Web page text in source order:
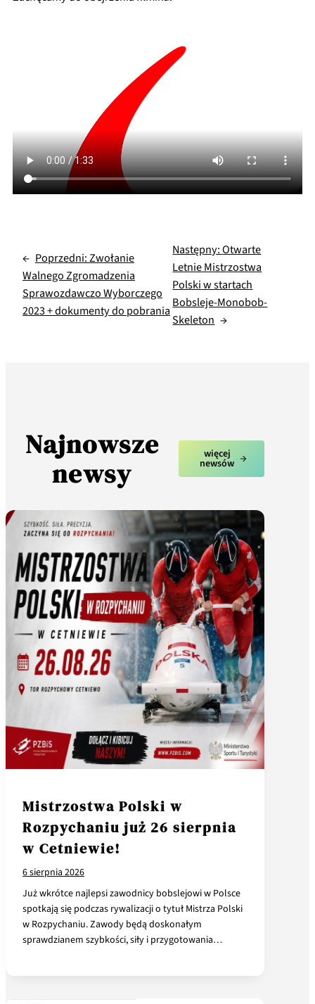
← Poprzedni:Zwołanie
Walnego Zgromadzenia
Sprawozdawczo Wyborczego
2023 + dokumenty do pobrania
Następny:Otwarte
Letnie Mistrzostwa
Polski w startach
Bobsleje-Monobob-
Skeleton →
Najnowsze
newsy
więcej
newsów
Mistrzostwa Polski w
Rozpychaniu już 26 sierpnia
w Cetniewie!
6 sierpnia 2026
Już wkrótce najlepsi zawodnicy bobslejowi w Polsce
spotkają się podczas rywalizacji o tytuł Mistrza Polski
w Rozpychaniu. Zawody będą doskonałym
sprawdzianem szybkości, siły i przygotowania…